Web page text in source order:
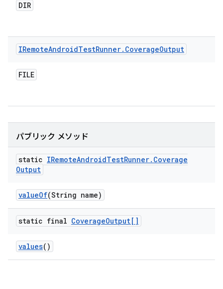
DIR
IRemoteAndroidTestRunner. CoverageOutput
FILE
パブリック メソッド
static IRemoteAndroidTestRunner. Coverage
Output
valueOf(String name)
static final CoverageOutput[]
values()